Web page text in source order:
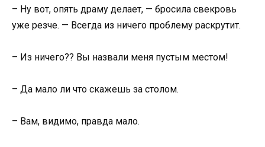
– Ну вот, опять драму делает, — бросила свекровь
уже резче. — Всегда из ничего проблему раскрутит.
– Из ничего?? Вы назвали меня пустым местом!
– Да мало ли что скажешь за столом.
– Вам, видимо, правда мало.